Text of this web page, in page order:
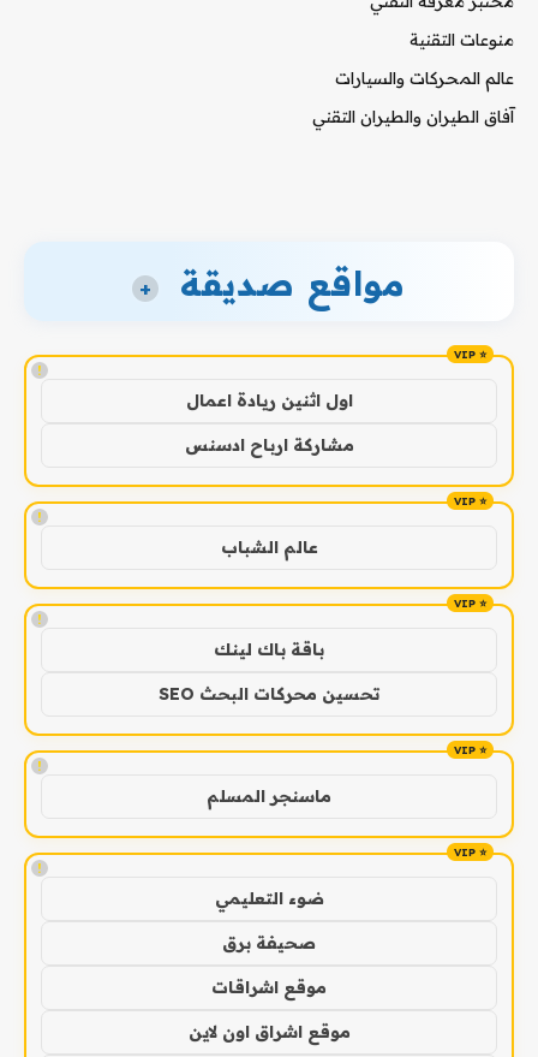
منوعات التقنية
عالم المحركات والسيارات
آفاق الطيران والطيران التقني
مواقع صديقة +
!
اول اثنين ريادة اعمال
مشاركة ارباح ادسنس
!
عالم الشباب
!
باقة باك لينك
تحسين محركات البحث SEO
!
ماسنجر المسلم
!
ضوء التعليمي
صحيفة برق
موقع اشراقات
موقع اشراق اون لاين